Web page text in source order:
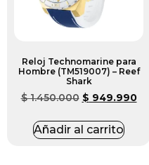
Reloj Technomarine para
Hombre (TM519007) – Reef
Shark
$1.450.000 $ 949.990
Añadir al carrito